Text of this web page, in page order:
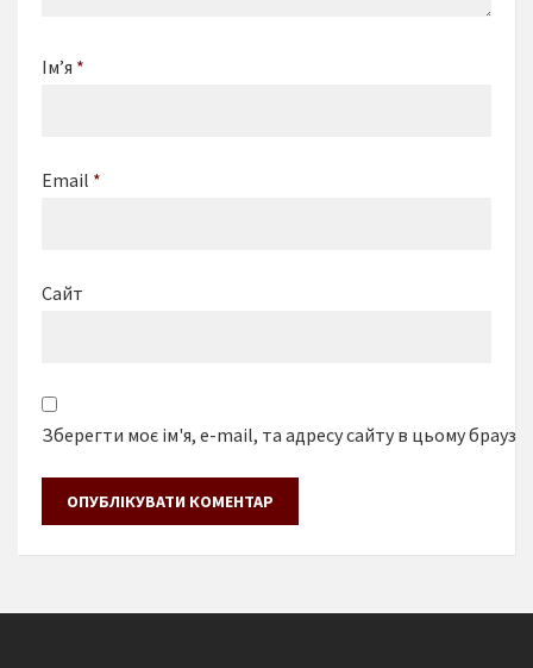
Ім’я *
Email *
Сайт
Зберегти моє ім'я, e-mail, та адресу сайту в цьому